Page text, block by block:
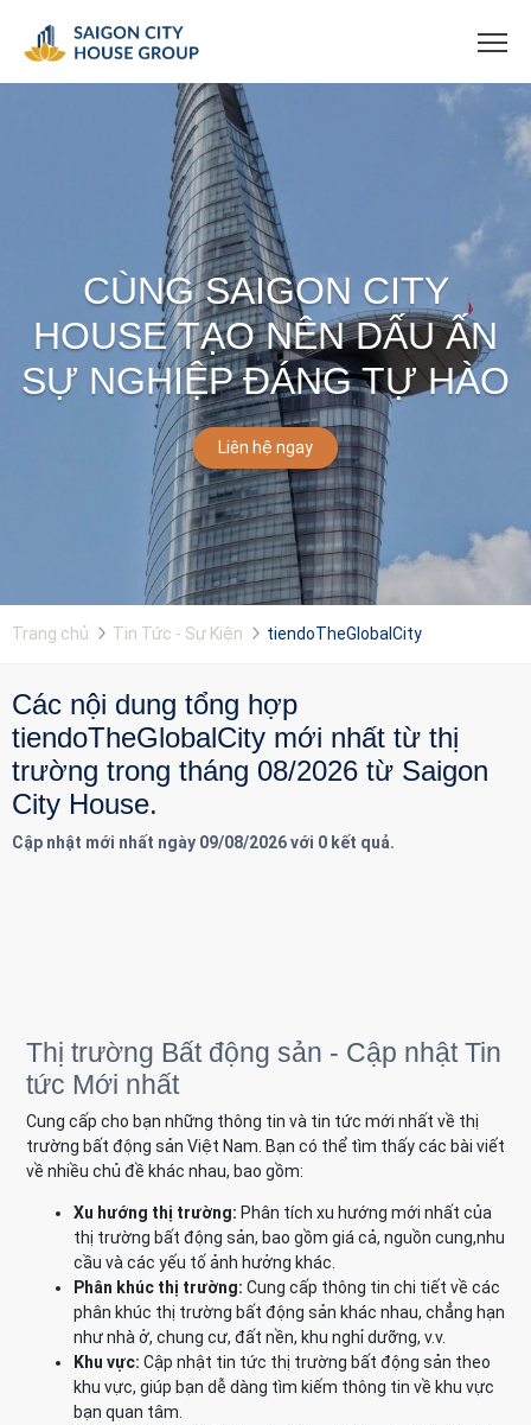
CÙNG SAIGON CITY
HOUSE TẠO NÊN DẤU ẤN
SỰ NGHIỆP ĐÁNG TỰ HÀO
Liên hệ ngay
Trang chủ Tin Tức - Sự Kiện tiendoTheGlobalCity
Các nội dung tổng hợp
tiendoTheGlobalCity mới nhất từ thị
trường trong tháng 08/2026 từ Saigon
City House.
Cập nhật mới nhất ngày 09/08/2026 với 0 kết quả.
Thị trường Bất động sản - Cập nhật Tin
tức Mới nhất
Cung cấp cho bạn những thông tin và tin tức mới nhất về thị
trường bất động sản Việt Nam. Bạn có thể tìm thấy các bài viết
về nhiều chủ đề khác nhau, bao gồm:
Xu hướng thị trường: Phân tích xu hướng mới nhất của
thị trường bất động sản, bao gồm giá cả, nguồn cung,nhu
cầu và các yếu tố ảnh hưởng khác.
Phân khúc thị trường: Cung cấp thông tin chi tiết về các
phân khúc thị trường bất động sản khác nhau, chẳng hạn
như nhà ở, chung cư, đất nền, khu nghỉ dưỡng, v.v.
Khu vực: Cập nhật tin tức thị trường bất động sản theo
khu vực, giúp bạn dễ dàng tìm kiếm thông tin về khu vực
bạn quan tâm.